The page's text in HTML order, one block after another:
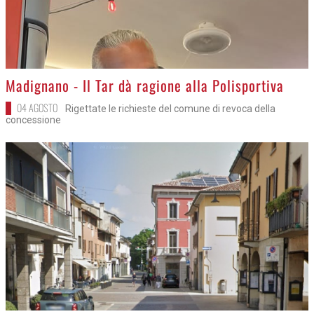
>Madignano - Il Tar dà ragione alla Polisportiva
04 AGOSTO
Rigettate le richieste del comune di revoca della
concessione